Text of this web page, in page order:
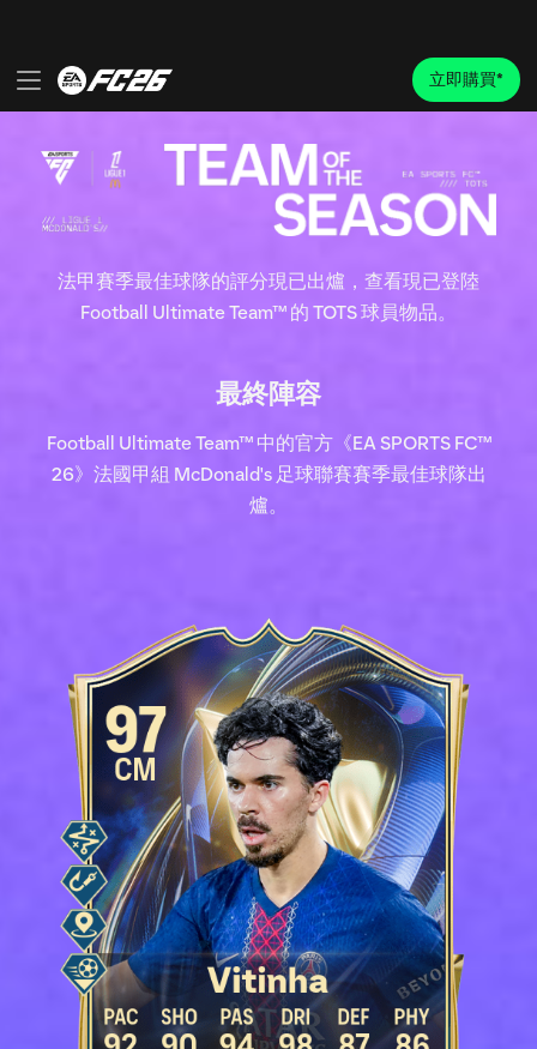
法甲賽季最佳球隊的評分現已出爐，查看現已登陸
Football Ultimate Team™ 的 TOTS 球員物品。
最終陣容
Football Ultimate Team™ 中的官方《EA SPORTS FC™
26》法國甲組 McDonald's 足球聯賽賽季最佳球隊出
爐。